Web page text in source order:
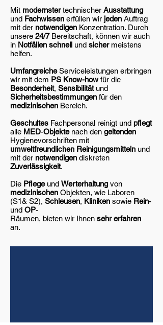
Mit modernstertechnischer Ausstattung
und Fachwissen erfüllen wir jeden Auftrag
mit der notwendigen Konzentration. Durch
unsere 24/7 Bereitschaft, können wir auch
in Notfällen schnell und sicher meistens
helfen.
UmfangreicheServiceleistungen erbringen
wir mit dem PS Know-howfür die
Besonderheit, Sensibilität und
Sicherheitsbestimmungen für den
medizinischen Bereich.
Geschultes Fachpersonal reinigt und pflegt
alle MED-Objekte nach den geltenden
Hygienevorschriften mit
umweltfreundlichen Reinigungsmitteln und
mit der notwendigen diskreten
Zuverlässigkeit.
Die Pflege und Werterhaltungvon
medizinischen Objekten, wie Laboren
(S1& S2), Schleusen, Kliniken sowie Rein-
und OP-
Räumen, bieten wir Ihnen sehr erfahren
an.